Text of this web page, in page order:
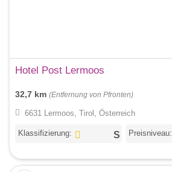
Hotel Post Lermoos
32,7 km (Entfernung von Pfronten)
6631 Lermoos, Tirol, Österreich
Klassifizierung: Preisniveau: